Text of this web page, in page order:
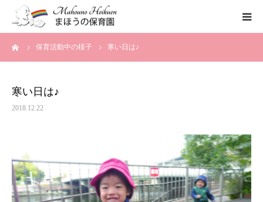
保育活動中の様子 寒い日は♪
寒い日は♪
2018.12.22
まほうの保育園の想い